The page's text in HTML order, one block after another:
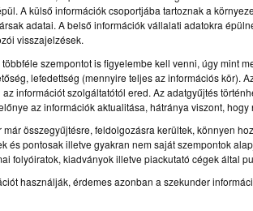
A külső információk csoportjába tartoznak a
adatai. A belső információk vállalati adatokra
visszajelzések.
szempontot is figyelembe kell venni, úgy mint
lefedettség (mennyire teljes az információs kör).
információt szolgáltatótól ered. Az adatgyűjtés
az információk aktualitása, hátránya viszont,
összegyűjtésre, feldolgozásra kerültek, könnyen
és pontosak illetve gyakran nem saját szempontok
folyóiratok, kiadványok illetve piackutató cégek által
használják, érdemes azonban a szekunder